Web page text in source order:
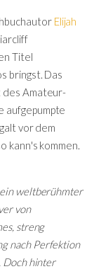
Elijah
Titel
bringst. Das
des Amateur-
aufgepumpte
vor dem
kann's kommen.
ein weltberühmter
von
streng
nach Perfektion
Doch hinter